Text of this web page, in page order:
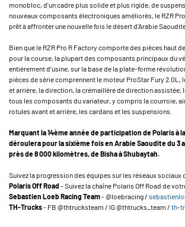
monobloc, d'un cadre plus solide et plus rigide, de
nouveaux composants électroniques améliorés, le RZR
prêt à affronter une nouvelle fois le désert d'Arabie
Bien que le RZR Pro R Factory comporte des pièces haut
pour la course, la plupart des composants principaux du
entièrement d’usine, sur la base de la plate-forme
pièces de série comprennent le moteur ProStar Fury 2.0L,
et arrière, la direction, la crémaillère de direction assistée,
tous les composants du variateur, y compris la courroie,
rotules avant et arrière, les cardans et les suspensions.
Marquant la 14ème année de participation de Polaris à
déroulera pour la sixième fois en Arabie Saoudite du 3
près de 8 000 kilomètres, de Bisha à Shubaytah.
Suivez la progression des équipes sur les réseaux sociaux
Polaris Off Road- Suivez la chaîne Polaris Off Road de
Sebastien Loeb Racing Team- @loebracing /
TH-Trucks- FB @thtrucksteam / IG @thtrucks_team / th-